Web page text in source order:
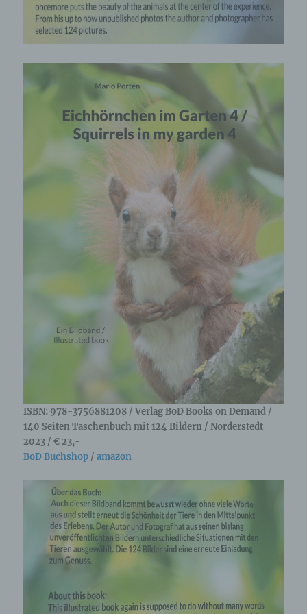
ISBN: 978-3756881208 / Verlag BoD Books on Demand /
140 Seiten Taschenbuch mit 124 Bildern / Norderstedt
2023 / € 23,-
BoD Buchshop /amazon
Stelle außer der betroffenen Person, dem
Verantwortlichen, dem Auftragsverarbeiter und
den Personen, die unter der unmittelbaren
Verantwortung des Verantwortlichen oder des
personenbezogenen Daten zu verarbeiten.
k) Einwilligung
Einwilligung ist jede von der betroffenen Person
freiwillig für den bestimmten Fall in informierter
Weise und unmissverständlich abgegebene
Willensbekundung in Form einer Erklärung oder
einer sonstigen eindeutigen bestätigenden
Handlung, mit der die betroffene Person zu
verstehen gibt, dass sie mit der Verarbeitung
der sie betreffenden personenbezogenen Daten
einverstanden ist.
Name und Anschrift des für die Verarbeitung
Verantwortlicher im Sinne der Datenschutz-
Grundverordnung, sonstiger in den Mitgliedstaaten
der Europäischen Union geltenden
Datenschutzgesetze und anderer Bestimmungen
mit datenschutzrechtlichem Charakter ist die:
Cookies / SessionStorage / LocalStorage
Die Internetseiten verwenden teilweise so
genannte Cookies, LocalStorage und
SessionStorage. Dies dient dazu, unser Angebot
nutzerfreundlicher, effektiver und sicherer zu
machen. Local Storage und SessionStorage ist
eine Technologie, mit welcher ihr Browser Daten
auf Ihrem Computer oder mobilen Gerät
abspeichert. Cookies sind Textdateien, welche
über einen Internetbrowser auf einem
werden. Sie können die Verwendung von Cookies,
LocalStorage und SessionStorage durch